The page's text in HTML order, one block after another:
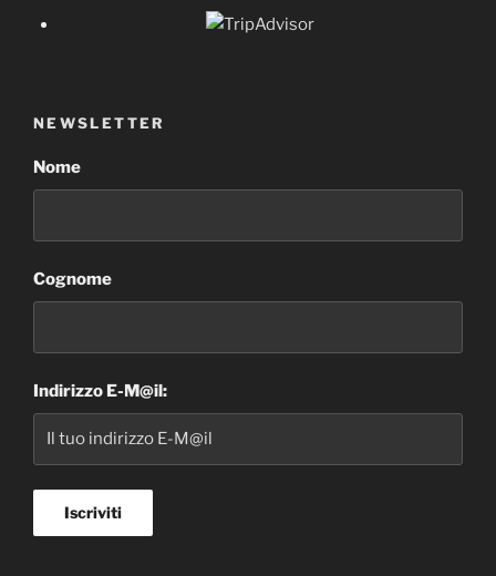
NEWSLETTER
Nome
Cognome
Indirizzo E-M@il: